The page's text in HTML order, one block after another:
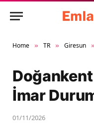
Home » TR » Giresun
İmar
01/11/2026